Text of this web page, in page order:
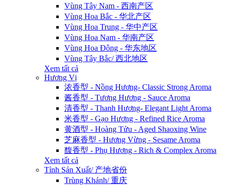
Vùng Tây Nam - 西南产区
Vùng Hoa Bắc - 华北产区
Vùng Hoa Trung - 华中产区
Vùng Hoa Nam - 华南产区
Vùng Hoa Đông - 华东地区
Vùng Tây Bắc/ 西北地区
Xem tất cả
Hương Vị
浓香型 - Nồng Hương- Classic Strong Aroma
酱香型 - Tương Hương - Sauce Aroma
清香型 - Thanh Hương- Elegant Light Aroma
米香型 - Gạo Hương - Refined Rice Aroma
黄酒型 - Hoàng Tửu - Aged Shaoxing Wine
芝麻香型 - Hương Vừng - Sesame Aroma
馥香型 - Phụ Hương - Rich & Complex Aroma
Xem tất cả
Tỉnh Sản Xuất/ 产地省份
Trùng Khánh/ 重庆